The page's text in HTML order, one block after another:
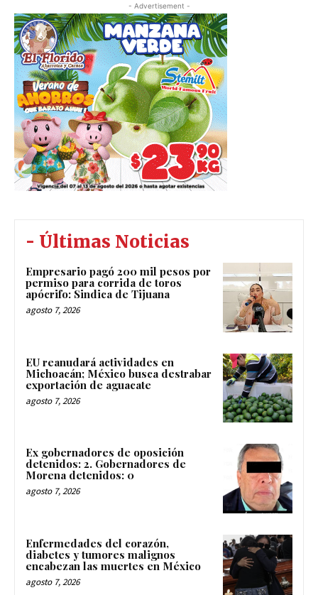
- Advertisement -
- Últimas Noticias
Empresario pagó 200 mil pesos por
permiso para corrida de toros
apócrifo: Sindica de Tijuana
agosto 7, 2026
EU reanudará actividades en
Michoacán; México busca destrabar
exportación de aguacate
agosto 7, 2026
Ex gobernadores de oposición
detenidos: 2. Gobernadores de
Morena detenidos: 0
agosto 7, 2026
Enfermedades del corazón,
diabetes y tumores malignos
encabezan las muertes en México
agosto 7, 2026